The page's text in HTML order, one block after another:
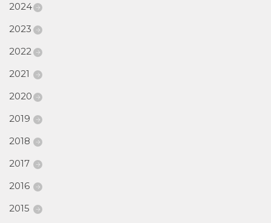
2024
2023
2022
2021
2020
2019
2018
2017
2016
2015